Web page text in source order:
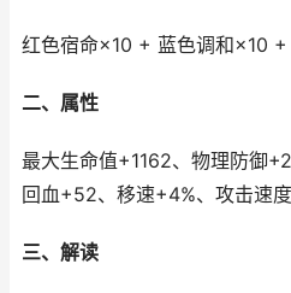
红色宿命×10 + 蓝色调和×10
二、属性
最大生命值+1162、物理防御
回血+52、移速+4%、攻击速
三、解读